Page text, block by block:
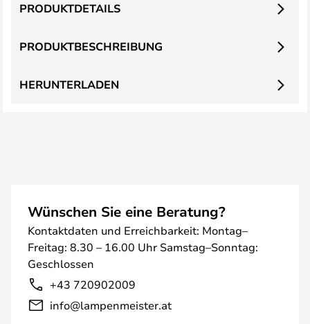
PRODUKTBESCHREIBUNG
PRODUKTDETAILS
HERUNTERLADEN
Wünschen Sie eine Beratung?
Kontaktdaten und Erreichbarkeit: Montag–
Freitag: 8.30 – 16.00 Uhr Samstag–Sonntag:
Geschlossen
+43 720902009
info@lampenmeister.at